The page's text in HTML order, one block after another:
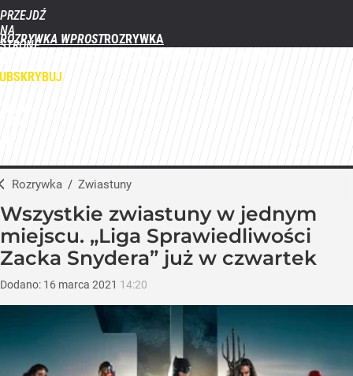
PRZEJDŹ
NA
STRONĘ
WPROST.PL
ROZRYWKA WPROST
Rozrywka / Zwiastuny
Wszystkie zwiastuny w jednym
miejscu. „Liga Sprawiedliwości
Zacka Snydera” już w czwartek
Dodano: 16 marca 2021 14:20